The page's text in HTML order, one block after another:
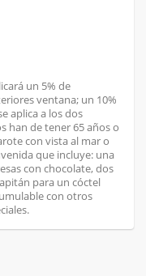
un 5% de
ventana; un 10%
aplica a los dos
han de tener 65 años o
con vista al mar o
que incluye: una
con chocolate, dos
para un cóctel
con otros